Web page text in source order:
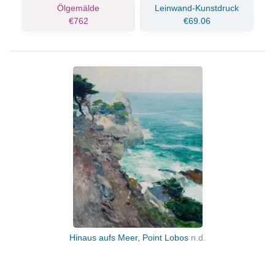
Ölgemälde
€762
Leinwand-Kunstdruck
€69.06
Hinaus aufs Meer, Point Lobos n.d.